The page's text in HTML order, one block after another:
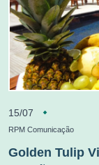
15/07
RPM Comunicação
Golden Tulip